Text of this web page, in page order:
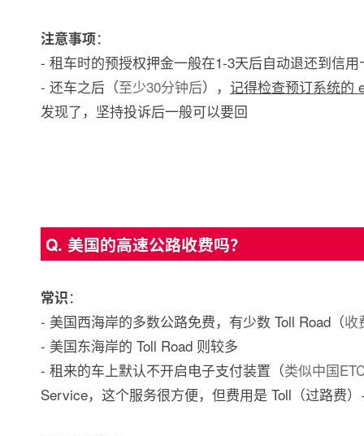
注意事项：
- 租车时的预授权押金一般在1-3天后自动退还到信用
- 还车之后（至少30分钟后）， 记得检查预订系统的
发现了，坚持投诉后一般可以要回
Q. 美国的高速公路收费吗？
常识：
- 美国西海岸的多数公路免费，有少数 Toll Road（收
- 美国东海岸的 Toll Road 则较多
- 租来的车上默认不开启电子支付装置（类似中国
Service，这个服务很方便，但费用是 Toll（过路费